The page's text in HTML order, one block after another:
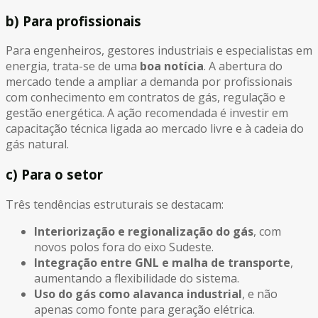
b) Para profissionais
Para engenheiros, gestores industriais e especialistas em
energia, trata-se de uma boa notícia. A abertura do
mercado tende a ampliar a demanda por profissionais
com conhecimento em contratos de gás, regulação e
gestão energética. A ação recomendada é investir em
capacitação técnica ligada ao mercado livre e à cadeia do
gás natural.
c) Para o setor
Três tendências estruturais se destacam:
Interiorização e regionalização do gás, com
novos polos fora do eixo Sudeste.
Integração entre GNL e malha de transporte,
aumentando a flexibilidade do sistema.
Uso do gás como alavanca industrial, e não
apenas como fonte para geração elétrica.